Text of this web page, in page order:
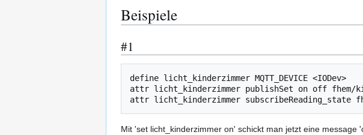
Beispiele
#1
define licht_kinderzimmer MQTT_DEVICE <IODev>
attr licht_kinderzimmer publishSet on off fhem/
Mit 'set licht_kinderzimmer on' schickt man jetzt eine